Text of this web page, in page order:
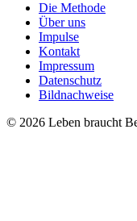
Die Methode
Über uns
Impulse
Kontakt
Impressum
Datenschutz
Bildnachweise
© 2026 Leben braucht